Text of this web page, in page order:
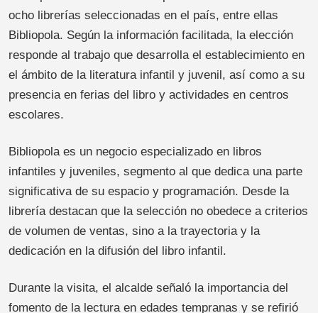
ocho librerías seleccionadas en el país, entre ellas
Bibliopola. Según la información facilitada, la elección
responde al trabajo que desarrolla el establecimiento en
el ámbito de la literatura infantil y juvenil, así como a su
presencia en ferias del libro y actividades en centros
escolares.
Bibliopola es un negocio especializado en libros
infantiles y juveniles, segmento al que dedica una parte
significativa de su espacio y programación. Desde la
librería destacan que la selección no obedece a criterios
de volumen de ventas, sino a la trayectoria y la
dedicación en la difusión del libro infantil.
Durante la visita, el alcalde señaló la importancia del
fomento de la lectura en edades tempranas y se refirió